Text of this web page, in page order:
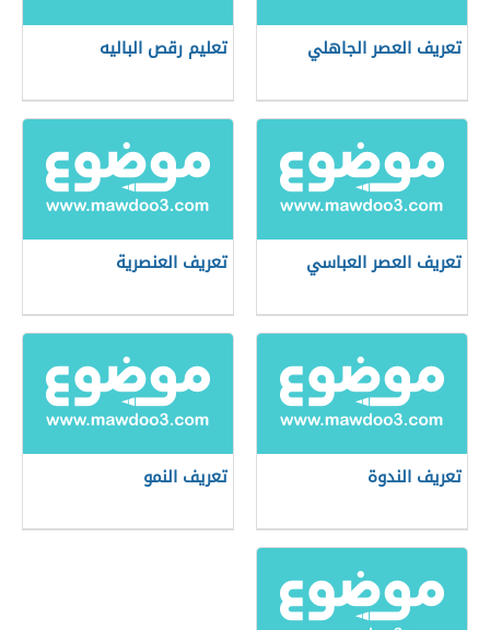
تعريف العصر الجاهلي تعليم رقص الباليه
تعريف العصر العباسي تعريف العنصرية
تعريف الندوة تعريف النمو